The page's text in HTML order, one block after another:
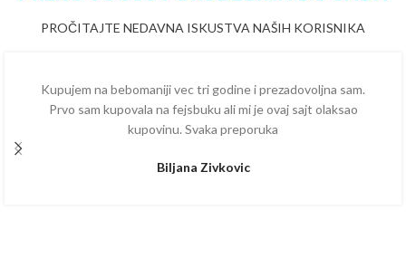
PROČITAJTE NEDAVNA ISKUSTVA NAŠIH KORISNIKA
Kupujem na bebomaniji vec tri godine i prezadovoljna sam.
Prvo sam kupovala na fejsbuku ali mi je ovaj sajt olaksao
kupovinu. Svaka preporuka
Biljana Zivkovic